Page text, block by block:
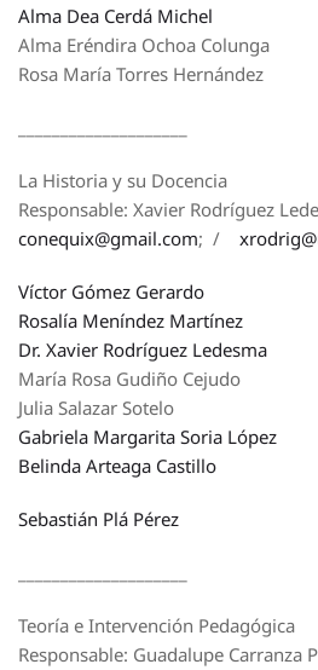
Alma Dea Cerdá Michel
Alma Eréndira Ochoa Colunga
Rosa María Torres Hernández
La Historia y su Docencia
Responsable: Xavier Rodríguez
conequix@gmail.com; /
Víctor Gómez Gerardo
Rosalía Meníndez Martínez
Dr. Xavier Rodríguez Ledesma
María Rosa Gudiño Cejudo
Julia Salazar Sotelo
Gabriela Margarita Soria López
Belinda Arteaga Castillo
Sebastián Plá Pérez
Teoría e Intervención Pedagógica
Responsable: Guadalupe Carranza